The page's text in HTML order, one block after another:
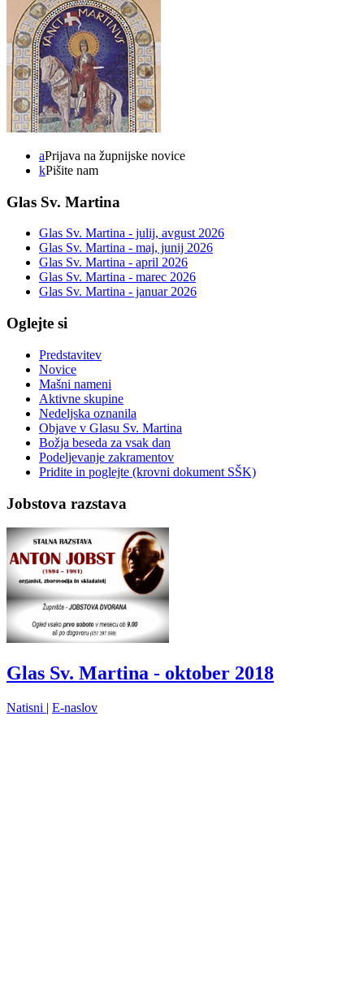
aPrijava na župnijske novice
kPišite nam
Glas Sv. Martina
Glas Sv. Martina - julij, avgust 2026
Glas Sv. Martina - maj, junij 2026
Glas Sv. Martina - april 2026
Glas Sv. Martina - marec 2026
Glas Sv. Martina - januar 2026
Oglejte si
Predstavitev
Novice
Mašni nameni
Aktivne skupine
Nedeljska oznanila
Objave v Glasu Sv. Martina
Božja beseda za vsak dan
Podeljevanje zakramentov
Pridite in poglejte (krovni dokument SŠK)
Jobstova razstava
Glas Sv. Martina - oktober 2018
Natisni | E-naslov